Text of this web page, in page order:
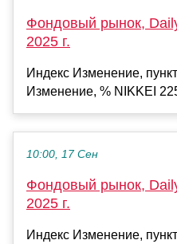
Фондовый рынок,
2025 г.
Индекс Изменение,
Изменение, % NIKKEI
10:00, 17 Сен
Фондовый рынок,
2025 г.
Индекс Изменение,